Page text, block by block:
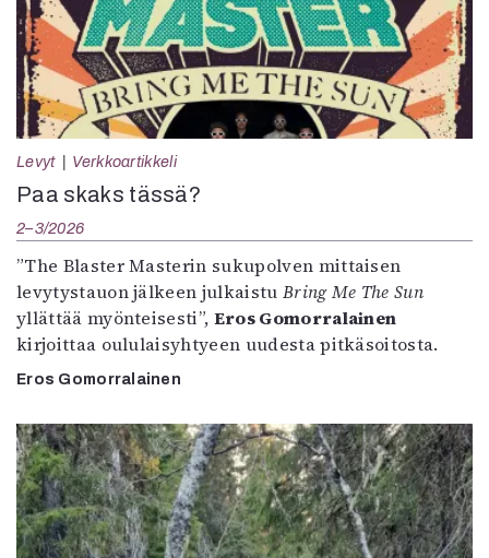
Levyt Verkkoartikkeli
Paa skaks tässä?
2–3/2026
”The Blaster Masterin sukupolven mittaisen
levytystauon jälkeen julkaistu Bring Me The Sun
yllättää myönteisesti”, Eros Gomorralainen
kirjoittaa oululaisyhtyeen uudesta pitkäsoitosta.
Eros Gomorralainen